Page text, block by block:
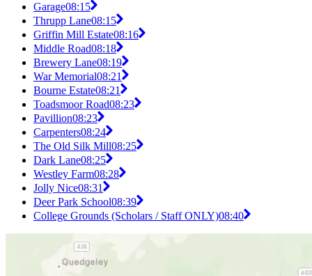
Garage08:15
Thrupp Lane08:15
Griffin Mill Estate08:16
Middle Road08:18
Brewery Lane08:19
War Memorial08:21
Bourne Estate08:21
Toadsmoor Road08:23
Pavillion08:23
Carpenters08:24
The Old Silk Mill08:25
Dark Lane08:25
Westley Farm08:28
Jolly Nice08:31
Deer Park School08:39
College Grounds (Scholars / Staff ONLY)08:40